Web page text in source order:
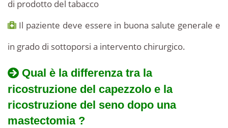
di prodotto del tabacco
Il paziente deve essere in buona salute generale e
in grado di sottoporsi a intervento chirurgico.
Qual è la differenza tra la
ricostruzione del capezzolo e la
ricostruzione del seno dopo una
mastectomia ?